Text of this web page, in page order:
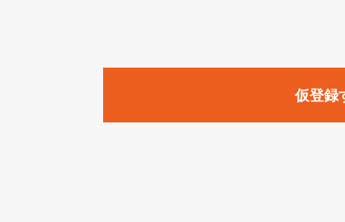
1. 「本サービス」とは、当社が提供する以下のサービス
みます）及びこれらサービスに関連して当社が実施する
「SEBook」「SEShop」「CodeZine」「MarkeZine」「
仮登録